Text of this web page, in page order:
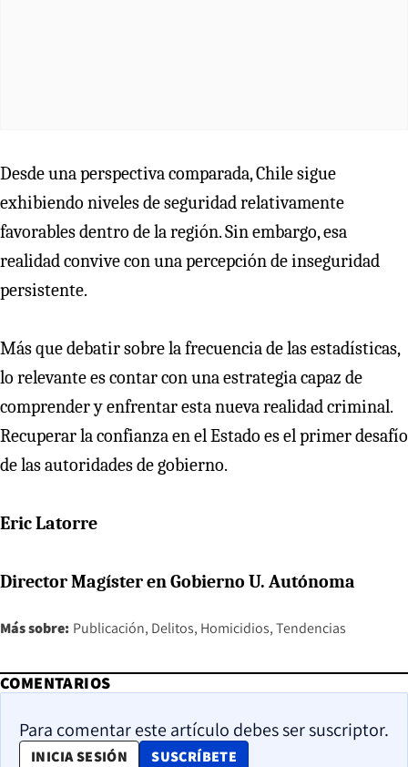
Desde una perspectiva comparada, Chile sigue
exhibiendo niveles de seguridad relativamente
favorables dentro de la región. Sin embargo, esa
realidad convive con una percepción de inseguridad
persistente.
Más que debatir sobre la frecuencia de las estadísticas,
lo relevante es contar con una estrategia capaz de
comprender y enfrentar esta nueva realidad criminal.
Recuperar la confianza en el Estado es el primer desafío
de las autoridades de gobierno.
Eric Latorre
Director Magíster en Gobierno U. Autónoma
Más sobre: Publicación Delitos Homicidios Tendencias
COMENTARIOS
Para comentar este artículo debes ser suscriptor.
INICIA SESIÓN SUSCRÍBETE
OPENS IN NEW WINDOW